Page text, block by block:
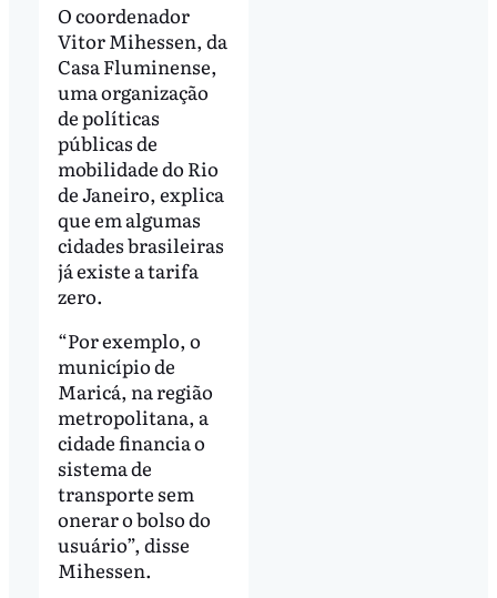
O coordenador
Vitor Mihessen, da
Casa Fluminense,
uma organização
de políticas
públicas de
mobilidade do Rio
de Janeiro, explica
que em algumas
cidades brasileiras
já existe a tarifa
zero.
“Por exemplo, o
município de
Maricá, na região
metropolitana, a
cidade financia o
sistema de
transporte sem
onerar o bolso do
usuário”, disse
Mihessen.